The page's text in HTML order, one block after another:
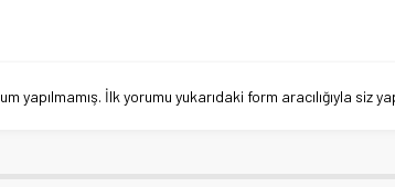
yapılmamış. İlk yorumu yukarıdaki form aracılığıyla siz